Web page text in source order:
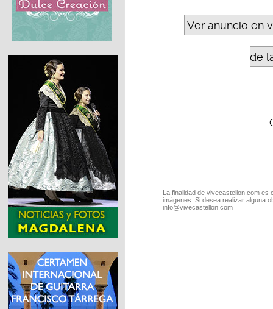
Ver anuncio en
de
La finalidad de vivecastellon.com
imágenes. Si desea realizar alguna
info@vivecastellon.com